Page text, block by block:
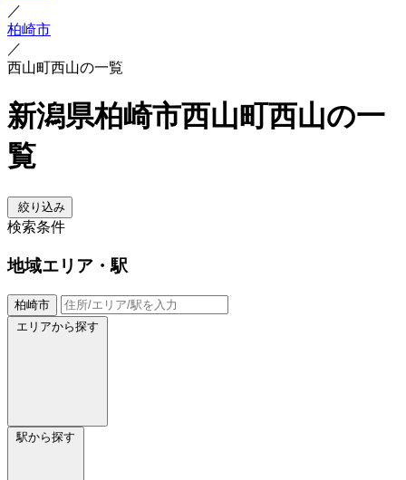
／
柏崎市
／
西山町西山の一覧
新潟県柏崎市西山町西山の一
覧
絞り込み
検索条件
地域エリア・駅
柏崎市
エリアから探す
駅から探す